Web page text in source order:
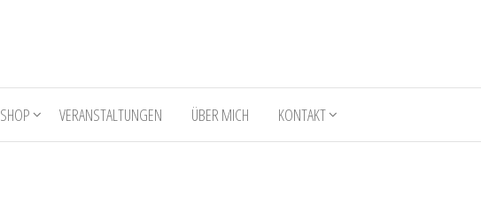
SHOP VERANSTALTUNGEN ÜBER MICH KONTAKT